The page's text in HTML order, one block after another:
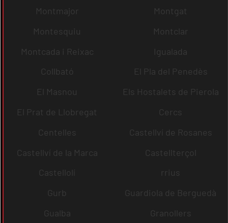
Montmajor
Montgat
Montesquiu
Montclar
Montcada i Reixac
Igualada
Collbató
El Pla del Penedès
El Masnou
Els Hostalets de Pierola
El Prat de Llobregat
Cercs
Centelles
Castellví de Rosanes
Castellví de la Marca
Castellterçol
Castellolí
rrius
Gurb
Guardiola de Berguedà
Gualba
Granollers